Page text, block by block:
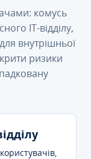
комусь
IT-відділу,
внутрішньої
ризики